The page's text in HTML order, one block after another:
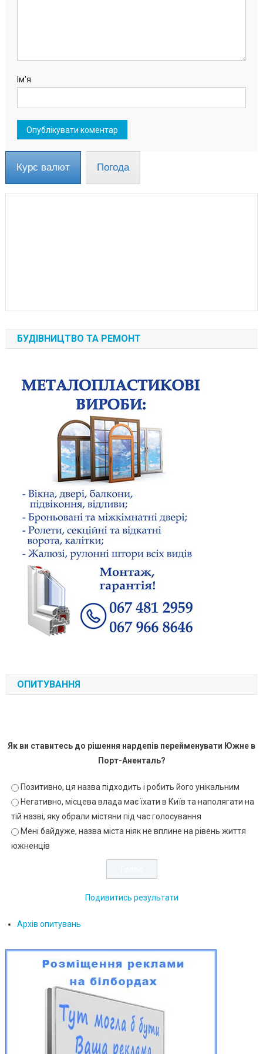
Ім'я
Курс валют Погода
БУДІВНИЦТВО ТА РЕМОНТ
ОПИТУВАННЯ
Як ви ставитесь до рішення нардепів перейменувати Южне в
Порт-Аненталь?
Позитивно, ця назва підходить і робить його унікальним
Негативно, місцева влада має їхати в Київ та наполягати на
тій назві, яку обрали містяни під час голосування
Мені байдуже, назва міста ніяк не вплине на рівень життя
южненців
Подивитись результати
Архів опитувань